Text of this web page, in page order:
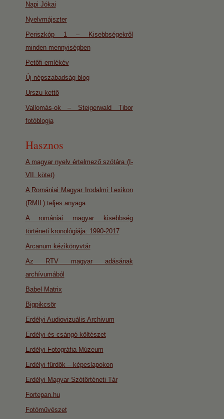
Napi Jókai
Nyelvmájszter
Periszkóp 1 – Kisebbségekről
minden mennyiségben
Petőfi-emlékév
Új népszabadság blog
Urszu kettő
Vallomás-ok – Steigerwald Tibor
fotóblogja
Hasznos
A magyar nyelv értelmező szótára (I-
VII. kötet)
A Romániai Magyar Irodalmi Lexikon
(RMIL) teljes anyaga
A romániai magyar kisebbség
történeti kronológiája: 1990-2017
Arcanum kézikönyvtár
Az RTV magyar adásának
archívumából
Babel Matrix
Bigpikcsör
Erdélyi Audiovizuális Archivum
Erdélyi és csángó költészet
Erdélyi Fotográfia Múzeum
Erdélyi fürdők – képeslapokon
Erdélyi Magyar Szótörténeti Tár
Fortepan.hu
Fotóművészet